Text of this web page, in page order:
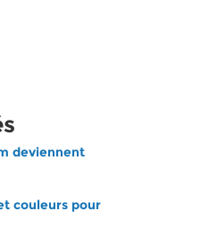
deviennent
couleurs pour